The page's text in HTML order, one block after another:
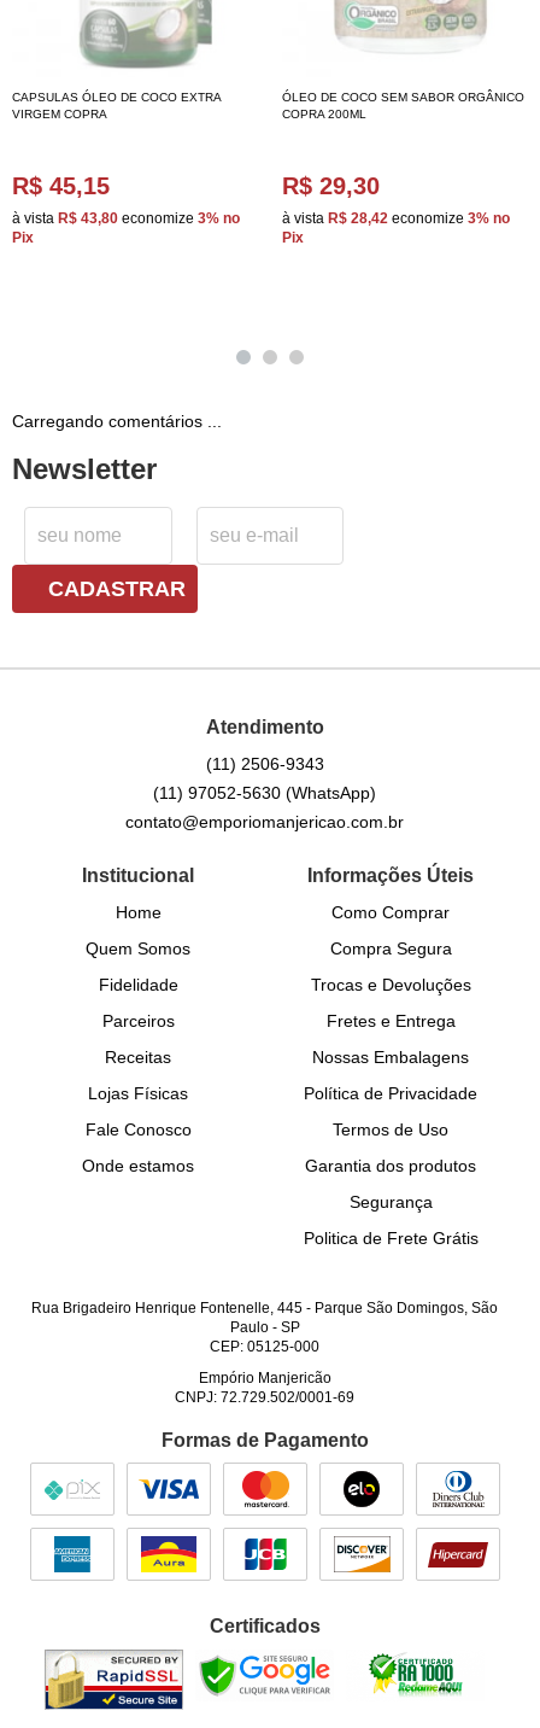
CAPSULAS ÓLEO DE COCO EXTRA
VIRGEM COPRA
R$ 45,15
à vista R$ 43,80 economize 3% no
Pix
ÓLEO DE COCO SEM SABOR ORGÂNICO
COPRA 200ML
R$ 29,30
à vista R$ 28,42 economize 3% no
Pix
Carregando comentários ...
Newsletter
CADASTRAR
Atendimento
(11) 2506-9343
(11) 97052-5630(WhatsApp)
contato@emporiomanjericao.com.br
Institucional
Home
Quem Somos
Fidelidade
Parceiros
Receitas
Lojas Físicas
Fale Conosco
Onde estamos
Informações Úteis
Como Comprar
Compra Segura
Trocas e Devoluções
Fretes e Entrega
Nossas Embalagens
Política de Privacidade
Termos de Uso
Garantia dos produtos
Segurança
Politica de Frete Grátis
Rua Brigadeiro Henrique Fontenelle, 445 - Parque São Domingos, São
Paulo- SP
CEP: 05125-000
Empório Manjericão
CNPJ: 72.729.502/0001-69
Formas de Pagamento
Certificados